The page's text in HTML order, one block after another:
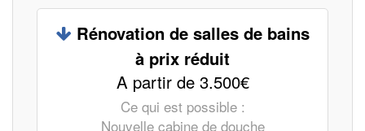
Rénovation de salles de bains
à prix réduit
A partir de 3.500€
Ce qui est possible :
Nouvelle cabine de douche